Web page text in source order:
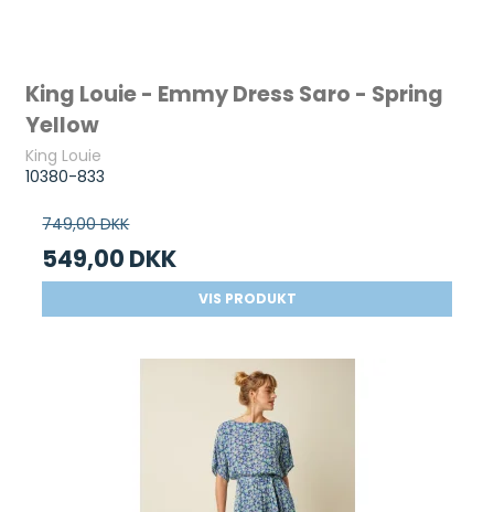
King Louie - Emmy Dress Saro - Spring
Yellow
King Louie
10380-833
749,00 DKK
549,00 DKK
VIS PRODUKT